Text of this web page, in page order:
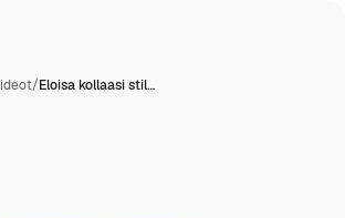
/Eloisa kollaasi stil…